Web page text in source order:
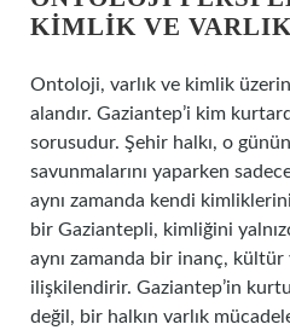
KIMLIK VE
Ontoloji, varlık ve kimlik
alandır. Gaziantep’i kim
sorusudur. Şehir halkı, o
savunmalarını yaparken
aynı zamanda kendi
bir Gaziantepli, kimliğini
aynı zamanda bir inanç,
ilişkilendirir. Gaziantep’in
değil, bir halkın varlık